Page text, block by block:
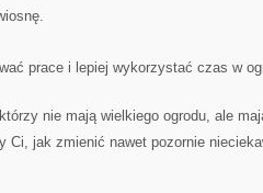
prace i lepiej wykorzystać czas w
nie mają wielkiego ogrodu, ale
Ci, jak zmienić nawet pozornie